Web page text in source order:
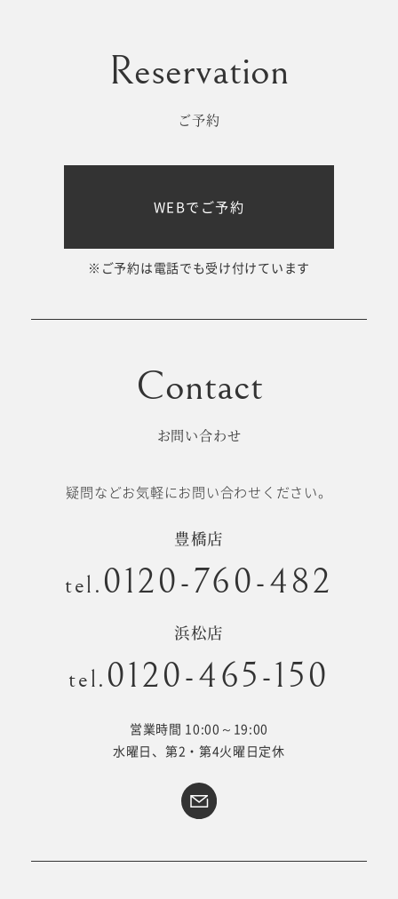
ご予約
WEBでご予約
※ご予約は電話でも受け付けています
お問い合わせ
疑問などお気軽にお問い合わせください。
豊橋店
tel. 0120-760-482
浜松店
tel. 0120-465-150
営業時間 10:00～19:00
水曜日、第2・第4火曜日定休